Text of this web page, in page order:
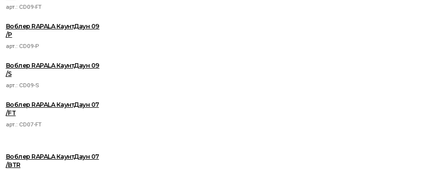
арт.: CD09-FT
Воблер RAPALA КаунтДаун 09
/P
арт.: CD09-P
Воблер RAPALA КаунтДаун 09
/S
арт.: CD09-S
Воблер RAPALA КаунтДаун 07
/FT
арт.: CD07-FT
Воблер RAPALA КаунтДаун 07
/BTR